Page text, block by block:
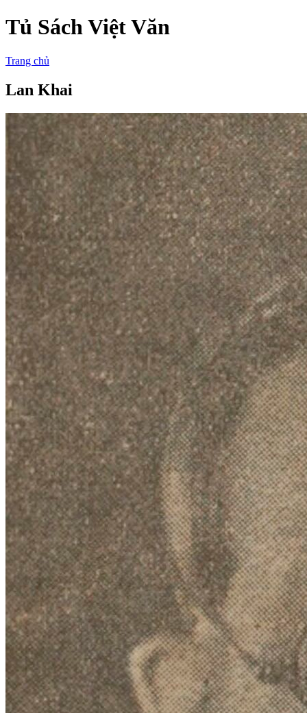
Tủ Sách Việt Văn
Trang chủ
Lan Khai